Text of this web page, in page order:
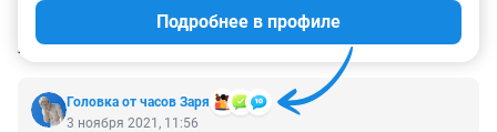
КОММЕНТАРИИ 18
Головка от часов Заря
Подробнее в профиле
3 ноября 2021, 11:56